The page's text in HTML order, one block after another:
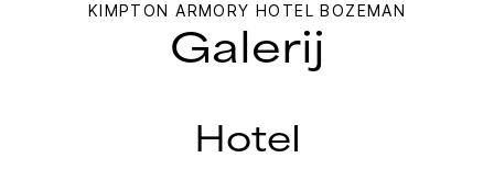
KIMPTON ARMORY HOTEL BOZEMAN
Galerij
Hotel